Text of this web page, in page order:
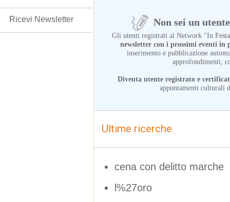
Non sei un
Gli utenti registrati al Network "In
newsletter con i prossimi eventi in
inserimento e pubblicazione
approfondimenti,
Diventa utente registrato e
appuntamenti culturali
Ultime ricerche
cena con delitto marche
l%27oro
Ricevi Newsletter